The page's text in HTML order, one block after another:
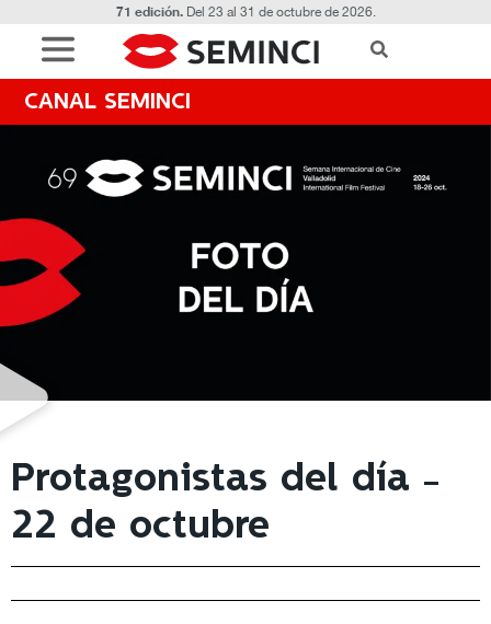
71 edición.Del 23 al 31 de octubre de 2026.
CANAL SEMINCI
Protagonistas del día -
22 de octubre